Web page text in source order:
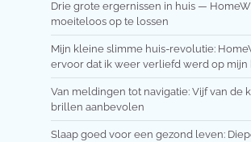
Drie grote ergernissen in huis —
moeiteloos op te lossen
Mijn kleine slimme huis-revolutie:
ervoor dat ik weer verliefd werd op mijn
Van meldingen tot navigatie: Vijf van de
brillen aanbevolen
Slaap goed voor een gezond leven: